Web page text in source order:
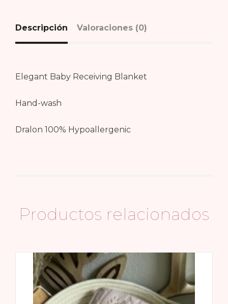
Descripción Valoraciones (0)
Elegant Baby Receiving Blanket
Hand-wash
Dralon 100% Hypoallergenic
Productos relacionados